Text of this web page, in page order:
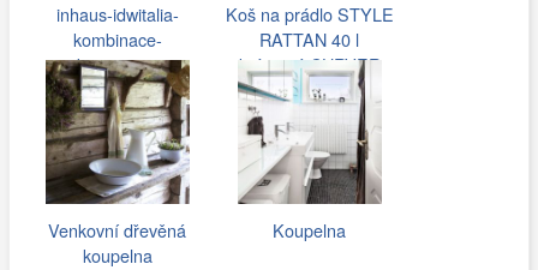
inhaus-idwitalia-
kombinace-
barev3.jpg
Koš na prádlo STYLE
RATTAN 40 l
krémová CURVER
Venkovní dřevěná
koupelna
Koupelna